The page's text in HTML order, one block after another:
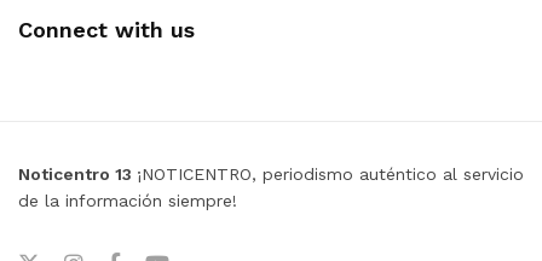
Connect with us
Noticentro 13 ¡NOTICENTRO, periodismo auténtico al servicio
de la información siempre!